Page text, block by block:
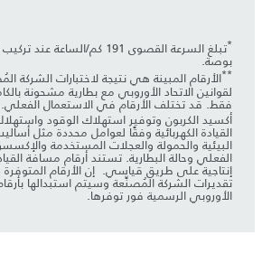
*
بوصة.
**الأرقام المبينة هي نتيجة لاختبارات الشركة
لقوانين الاتحاد الأوروبي مع بطارية مشحونة
فقط. قد تختلف الأرقام في الاستعمال
أكسيد الكربون وتوفير استهلاك الوقود
القيادة الكهربائية وفقًا لعوامل محددة مثل
البيئية والحمولة والعجلات المستخدمة
الفعلي وحالة البطارية. تستند أرقام مسافة
تقديرات الشركة المُصنِّعة وسيتم استبدالها بأرقام
الأوروبي الرسمية فور توفرها.